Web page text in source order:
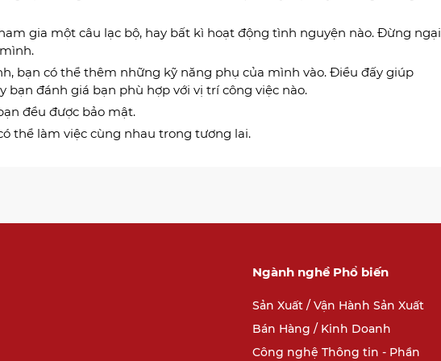
gia một câu lạc bộ, hay bất kì hoạt động tình nguyện nào. Đừng ngại
bạn có thể thêm những kỹ năng phụ của mình vào. Điều đấy giúp
bạn đánh giá bạn phù hợp với vị trí công việc nào.
đều được bảo mật.
thể làm việc cùng nhau trong tương lai.
Ngành nghề Phổ biến
Sản Xuất / Vận Hành Sản Xuất
Bán Hàng / Kinh Doanh
Công nghệ Thông tin - Phần